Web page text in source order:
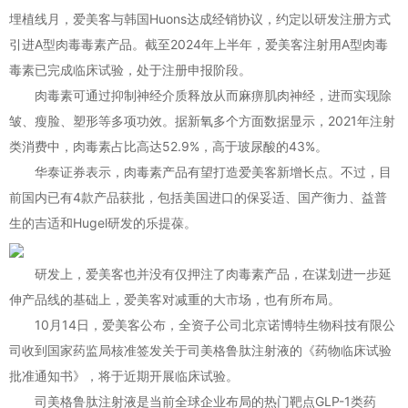
埋植线月，爱美客与韩国Huons达成经销协议，约定以研发注册方式
引进A型肉毒毒素产品。截至2024年上半年，爱美客注射用A型肉毒
毒素已完成临床试验，处于注册申报阶段。
肉毒素可通过抑制神经介质释放从而麻痹肌肉神经，进而实现除
皱、瘦脸、塑形等多项功效。据新氧多个方面数据显示，2021年注射
类消费中，肉毒素占比高达52.9%，高于玻尿酸的43%。
华泰证券表示，肉毒素产品有望打造爱美客新增长点。不过，目
前国内已有4款产品获批，包括美国进口的保妥适、国产衡力、益普
生的吉适和Hugel研发的乐提葆。
研发上，爱美客也并没有仅押注了肉毒素产品，在谋划进一步延
伸产品线的基础上，爱美客对减重的大市场，也有所布局。
10月14日，爱美客公布，全资子公司北京诺博特生物科技有限公
司收到国家药监局核准签发关于司美格鲁肽注射液的《药物临床试验
批准通知书》，将于近期开展临床试验。
司美格鲁肽注射液是当前全球企业布局的热门靶点GLP-1类药